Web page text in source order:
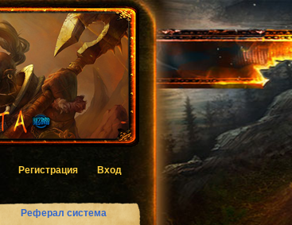
Регистрация Вход
Реферал система